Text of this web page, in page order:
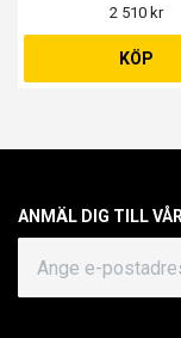
2 510 kr
KÖP
ANMÄL DIG TILL